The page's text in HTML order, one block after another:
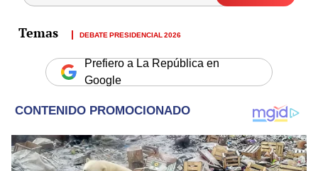
DEBATE PRESIDENCIAL 2026
Prefiero a La República en
Google